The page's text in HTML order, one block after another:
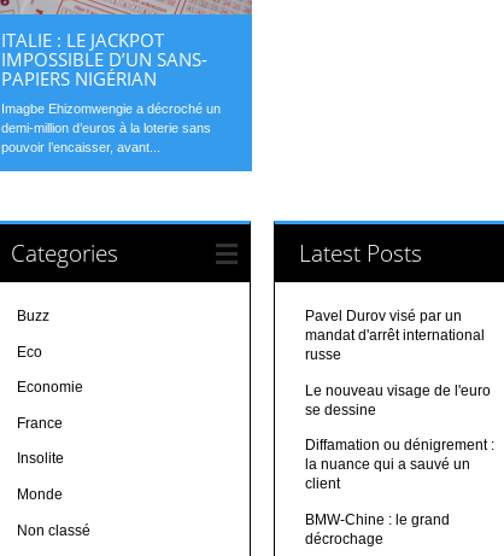
ITALIE : LE JACKPOT
IMPOSSIBLE D’UN SANS-
PAPIERS NIGÉRIAN
Imagbe Ehizomwengie a décroché un
demi-million d’euros à la loterie sans
pouvoir l’encaisser, avant...
Categories
Buzz
Eco
Economie
France
Insolite
Monde
Non classé
Latest Posts
Pavel Durov visé par un
mandat d'arrêt international
russe
Le nouveau visage de l'euro
se dessine
Diffamation ou dénigrement :
la nuance qui a sauvé un
client
BMW-Chine : le grand
décrochage